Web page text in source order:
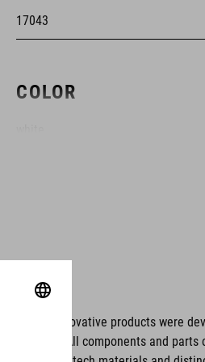
17043
COLOR
These innovative products were
issues. All components and parts